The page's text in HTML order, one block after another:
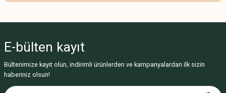
Görüş ve önerileriniz için teşekkür ederiz.
Ürün resmi kalitesiz, bozuk veya görüntülenemiyor.
Ürün açıklamasında eksik bilgiler bulunuyor.
E-bülten kayıt
Bültenimize kayıt olun, indirimli ürünlerden ve kampanyalardan ilk sizin
haberiniz olsun!